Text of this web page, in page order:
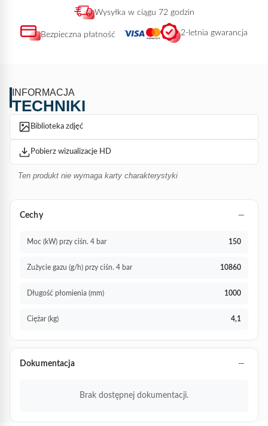
długości 20 metrów nr ref. 963/20S i reduktora 4 bar nr ref.
684. Dla ułatwienia transportu, artykuł 6423CRA jest
dostarczany z
uchwytem do przenoszenia węża nr ref.
Wysyłka w ciągu 72 godzin
Bezpieczna płatność 2-letnia gwarancja
INFORMACJA
TECHNIKI
Biblioteka zdjęć
Pobierz wizualizacje HD
Ten produkt nie wymaga karty charakterystyki
Cechy
Moc (kW) przy ciśn. 4 bar 150
Zużycie gazu (g/h) przy ciśn. 4 bar 10860
Długość płomienia (mm) 1000
Ciężar (kg) 4,1
Dokumentacja
Brak dostępnej dokumentacji.